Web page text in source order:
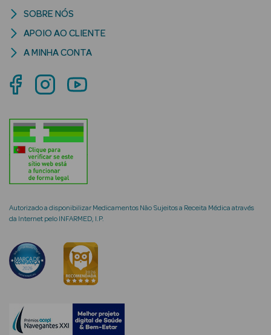
- Beauty
Ver Tudo
Perfumes
Autorizado a disponibilizar Medicamentos Não Sujeitos a Receita Médica através
da Internet pelo INFARMED, I.P.
SOBRE NÓS
APOIO AO CLIENTE
A MINHA CONTA